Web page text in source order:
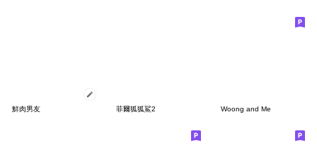
鮮肉男友 菲爾狐狐鯊2 Woong and Me